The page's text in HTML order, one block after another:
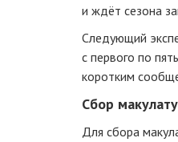
и ждёт сезона
Следующий
с первого по
коротким
Сбор
Для сбора